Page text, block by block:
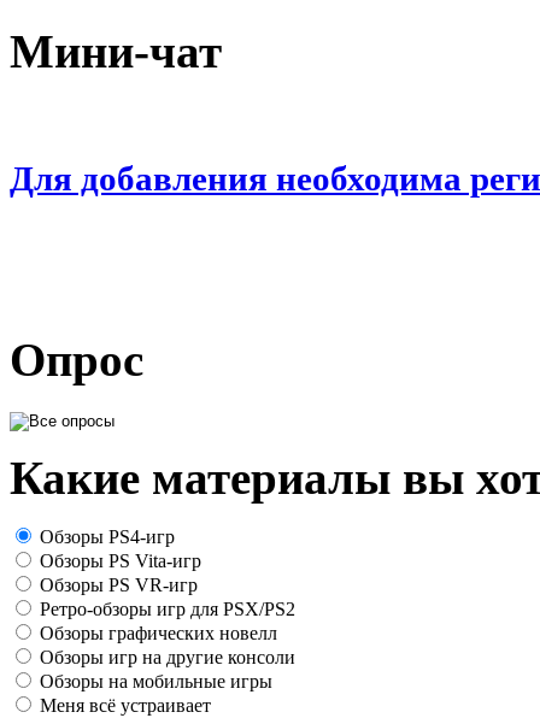
Мини-чат
Для добавления необходима
Опрос
Какие материалы вы
Обзоры PS4-игр
Обзоры PS Vita-игр
Обзоры PS VR-игр
Ретро-обзоры игр для PSX/PS2
Обзоры графических новелл
Обзоры игр на другие консоли
Обзоры на мобильные игры
Меня всё устраивает